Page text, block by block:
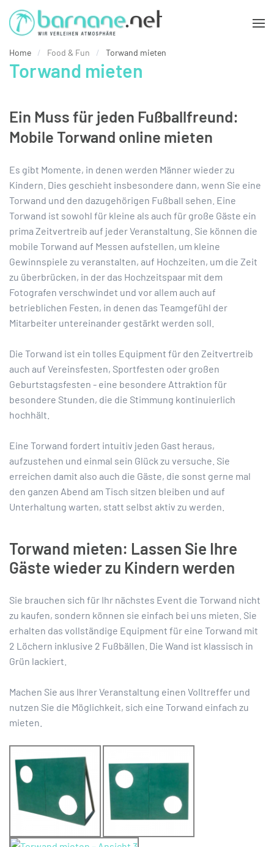
Zum Hauptinhalt springen
Home Food & Fun Torwand mieten
Torwand mieten
Ein Muss für jeden Fußballfreund:
Mobile Torwand online mieten
Es gibt Momente, in denen werden Männer wieder zu
Kindern. Dies geschieht insbesondere dann, wenn Sie eine
Torwand und den dazugehörigen Fußball sehen. Eine
Torwand ist sowohl für kleine als auch für große Gäste ein
prima Zeitvertreib auf jeder Veranstaltung. Sie können die
mobile Torwand auf Messen aufstellen, um kleine
Gewinnspiele zu veranstalten, auf Hochzeiten, um die Zeit
zu überbrücken, in der das Hochzeitspaar mit dem
Fotografen verschwindet und vor allem auch auf
betrieblichen Festen, in denen das Teamgefühl der
Mitarbeiter untereinander gestärkt werden soll.
Die Torwand ist ein tolles Equipment für den Zeitvertreib
auch auf Vereinsfesten, Sportfesten oder großen
Geburtstagsfesten - eine besondere Attraktion für
besondere Stunden, die die Stimmung kontinuierlich
hochhält.
Eine Torwand fordert intuitiv jeden Gast heraus,
aufzustehen und einmal sein Glück zu versuche. Sie
erreichen damit also auch die Gäste, die sonst gerne mal
den ganzen Abend am Tisch sitzen bleiben und auf
Unterhaltung warten, statt selbst aktiv zu werden.
Torwand mieten: Lassen Sie Ihre
Gäste wieder zu Kindern werden
Sie brauchen sich für Ihr nächstes Event die Torwand nicht
zu kaufen, sondern können sie einfach bei uns mieten. Sie
erhalten das vollständige Equipment für eine Torwand mit
2 Löchern inklusive 2 Fußbällen. Die Wand ist klassisch in
Grün lackiert.
Machen Sie aus Ihrer Veranstaltung einen Volltreffer und
nutzen Sie die Möglichkeit, sich eine Torwand einfach zu
mieten.